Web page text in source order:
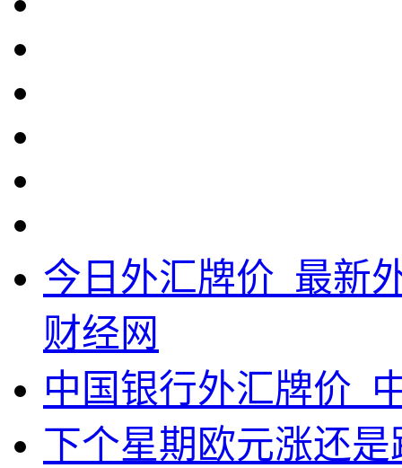
今日外汇牌价_最新
财经网
中国银行外汇牌价_
下个星期欧元涨还是